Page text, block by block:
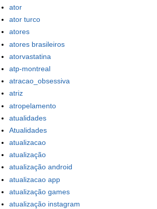
ator
ator turco
atores
atores brasileiros
atorvastatina
atp-montreal
atracao_obsessiva
atriz
atropelamento
atualidades
Atualidades
atualizacao
atualização
atualização android
atualizacao app
atualização games
atualização instagram